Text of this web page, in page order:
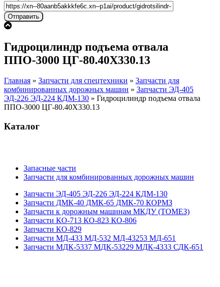
Гидроцилиндр подъема отвала
ППО-3000 ЦГ-80.40Х330.13
Главная » Запчасти для спецтехники » Запчасти для
комбинированных дорожных машин » Запчасти ЭД-405
ЭД-226 ЭД-224 КДМ-130 » Гидроцилиндр подъема отвала
ППО-3000 ЦГ-80.40Х330.13
Каталог
Запасные части
Запчасти для комбинированных дорожных машин
Запчасти ЭД-405 ЭД-226 ЭД-224 КДМ-130
Запчасти ДМК-40 ДМК-65 ДМК-70 КОРМЗ
Запчасти к дорожным машинам МКДУ (ТОМЕЗ)
Запчасти КО-713 КО-823 КО-806
Запчасти КО-829
Запчасти МД-433 МД-532 МД-43253 МД-651
Запчасти МДК-5337 МДК-53229 МДК-4333 СДК-651